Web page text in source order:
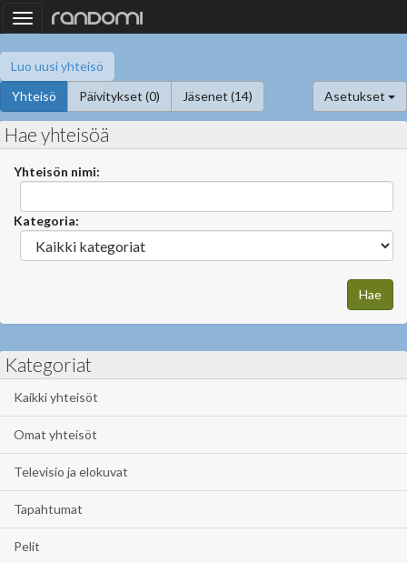
Toggle
navigation
Luo uusi yhteisö
Yhteisö
Päivitykset (0) Jäsenet (14) Asetukset
Hae yhteisöä
Yhteisön nimi:
Kategoria:
Kategoriat
Kaikki yhteisöt
Omat yhteisöt
Televisio ja elokuvat
Tapahtumat
Pelit